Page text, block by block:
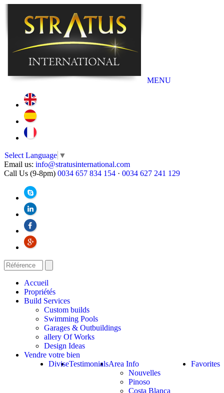
MENU
Select Language ▼
Email us: info@stratusinternational.com
Call Us (9-8pm) 0034 657 834 154 · 0034 627 241 129
Accueil
Propriétés
Build Services
Custom builds
Swimming Pools
Garages & Outbuildings
allery Of Works
Design Ideas
Vendre votre bien
Favorites
Area Info
Nouvelles
Pinoso
Costa Blanca
Testimonials
Divise